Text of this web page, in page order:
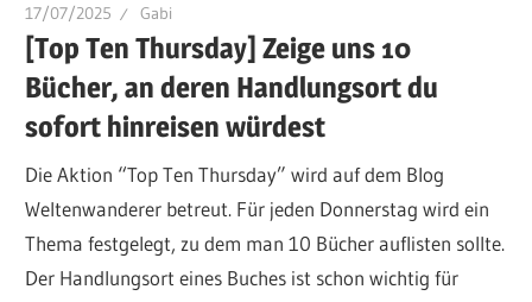
17/07/2025 Gabi
[Top Ten Thursday] Zeige uns 10
Bücher, an deren Handlungsort du
sofort hinreisen würdest
Die Aktion “Top Ten Thursday” wird auf dem Blog
Weltenwanderer betreut. Für jeden Donnerstag wird ein
Thema festgelegt, zu dem man 10 Bücher auflisten sollte.
Der Handlungsort eines Buches ist schon wichtig für